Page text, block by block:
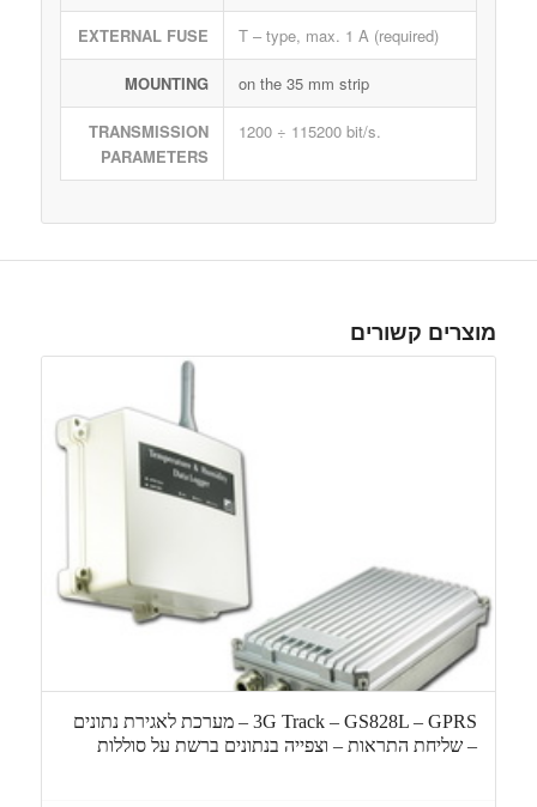
EXTERNAL FUSE T – type, max. 1 A (required)
MOUNTING on the 35 mm strip
TRANSMISSION
PARAMETERS
1200 ÷ 115200 bit/s.
מוצרים קשורים
3G Track – GS828L – GPRS – מערכת לאגירת נתונים
– שליחת התראות – וצפייה בנתונים ברשת על סוללות